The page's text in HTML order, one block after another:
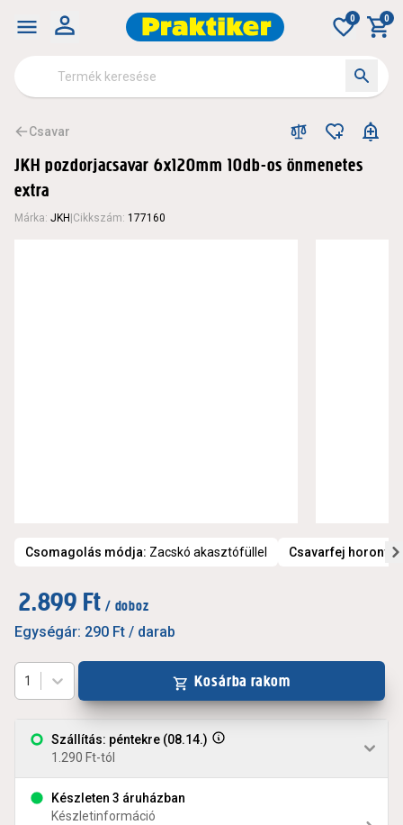
0 0
Csavar
JKH pozdorjacsavar 6x120mm 10db-os önmenetes
extra
Márka: JKH Cikkszám: 177160
Csomagolás módja: Zacskó akasztófüllel Csavarfej
2.899 Ft / doboz
Egységár: 290 Ft / darab
Szállítás: péntekre (08.14.)
1.290 Ft-tól
Készleten 3 áruházban
Készletinformáció
1 Kosárba rakom